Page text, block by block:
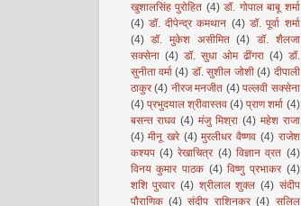
खुशालसिंह पुरोहित (4) डॉ. गोपाल बाबू शर्मा
(4) डॉ. दीपेन्द्र कमथान (4) डॉ. पूर्वा शर्मा
(4) डॉ. मुकेश असीमित (4) डॉ. शैलजा
सक्सेना (4) डॉ. सुधा ओम ढींगरा (4) डॉ.
सुनीता वर्मा (4) डॉ. सुशील जोशी (4) दीपाली
ठाकुर (4) नीरज मनजीत (4) पल्लवी सक्सेना
(4) प्रभुदयाल श्रीवास्तव (4) प्राण शर्मा (4)
बसन्त राघव (4) मंजु मिश्रा (4) महेश राजा
(4) मीनू खरे (4) मुरलीधर वैष्णव (4) राजेश
कश्यप (4) रेखाचित्र (4) विज्ञान व्रत (4)
विनय कुमार पाठक (4) विष्णु प्रभाकर (4)
शशि पुरवार (4) श्रीलाल शुक्ल (4) संदीप
पौराणिक (4) संदीप राशिनकर (4) सलिल